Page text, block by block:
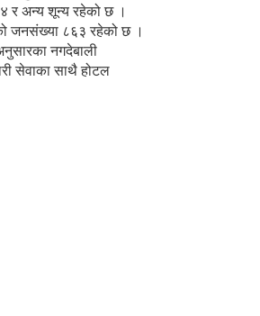
र अन्य शून्य रहेको छ ।
जनसंख्या ८६३ रहेको छ ।
नगदेबाली
सेवाका साथै होटल